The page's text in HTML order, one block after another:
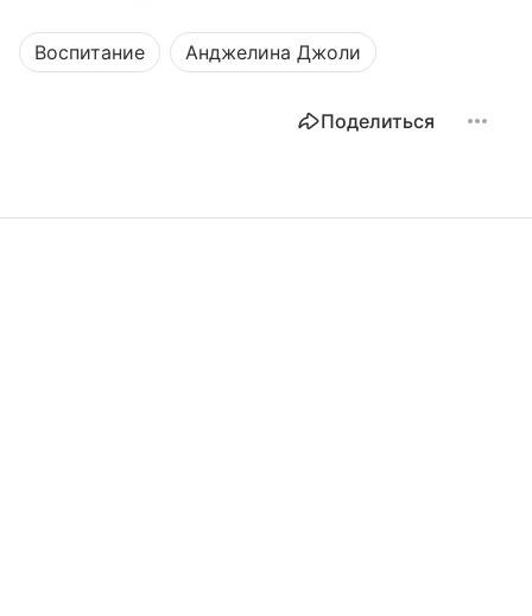
Воспитание Анджелина Джоли
Поделиться